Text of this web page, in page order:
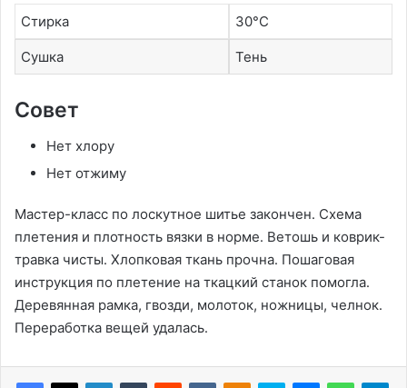
Стирка 30°C
Сушка Тень
Совет
Нет хлору
Нет отжиму
Мастер-класс по лоскутное шитье закончен․ Схема
плетения и плотность вязки в норме․ Ветошь и коврик-
травка чисты․ Хлопковая ткань прочна․ Пошаговая
инструкция по плетение на ткацкий станок помогла․
Деревянная рамка, гвозди, молоток, ножницы, челнок․
Переработка вещей удалась․